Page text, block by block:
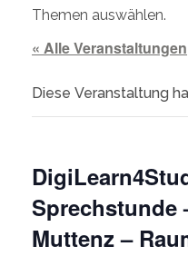
Themen auswählen.
« Alle Veranstaltungen
Diese Veranstaltung
Sprechstunde
Muttenz –